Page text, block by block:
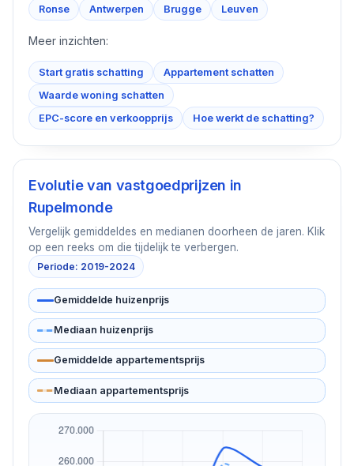
Ronse
Antwerpen Brugge Leuven
Meer inzichten:
Start gratis schatting
Appartement schatten
Waarde woning schatten
EPC-score en verkoopprijs
Hoe werkt de schatting?
Evolutie van vastgoedprijzen in
Rupelmonde
Vergelijk gemiddeldes en medianen doorheen de jaren. Klik
op een reeks om die tijdelijk te verbergen.
Periode: 2019-2024
Gemiddelde huizenprijs
Mediaan huizenprijs
Gemiddelde appartementsprijs
Mediaan appartementsprijs